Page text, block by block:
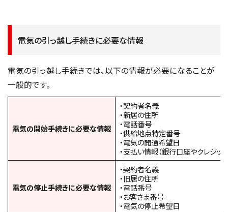
電気の引っ越し手続きに必要な情報
電気の引っ越し手続きでは、以下の情報が必要になることが
一般的です。
電気の開始手続きに必要な情報
・契約者名義
・新居の住所
・電話番号
・供給地点特定番号
・電気の開通希望日
・支払い情報（銀行口座やクレジッ
電気の停止手続きに必要な情報
・契約者名義
・旧居の住所
・電話番号
・お客さま番号
・電気の停止希望日